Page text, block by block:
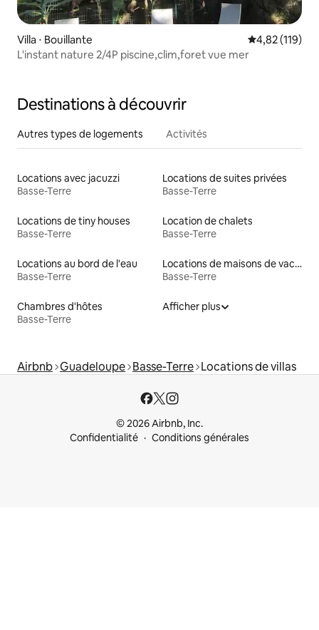
Villa ⋅ Bouillante Évaluation
4,82 (119)
L'instant nature 2/4P piscine,clim,foret vue mer
Destinations à découvrir
Autres types de logements Activités
Locations avec jacuzzi
Basse-Terre
Locations de suites privées
Basse-Terre
Locations de tiny houses
Basse-Terre
Location de chalets
Basse-Terre
Locations au bord de l'eau
Basse-Terre
Locations de maisons de vacances
Basse-Terre
Chambres d'hôtes
Basse-Terre
Afficher plus
Airbnb Guadeloupe Basse-Terre Locations de villas
© 2026 Airbnb, Inc.
Confidentialité
Conditions générales